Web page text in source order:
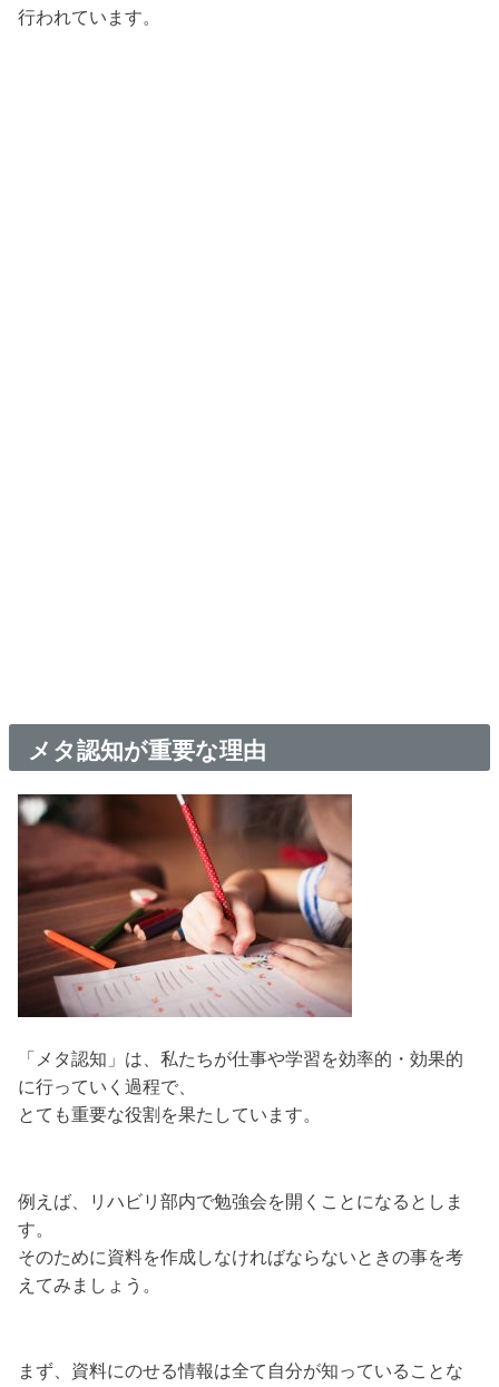
行われています。
メタ認知が重要な理由
「メタ認知」は、私たちが仕事や学習を効率的・効果的
に行っていく過程で、
とても重要な役割を果たしています。
例えば、リハビリ部内で勉強会を開くことになるとしま
す。
そのために資料を作成しなければならないときの事を考
えてみましょう。
まず、資料にのせる情報は全て自分が知っていることな